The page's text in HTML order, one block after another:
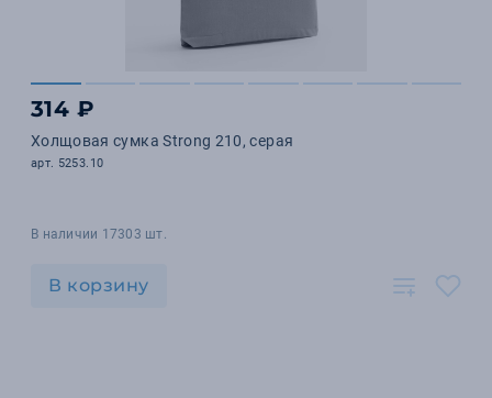
314 ₽
Холщовая сумка Strong 210, серая
арт. 5253.10
В наличии 17303 шт.
В корзину